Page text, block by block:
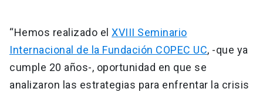
“Hemos realizado el XVIII Seminario
Internacional de la Fundación COPEC UC, -que ya
cumple 20 años-, oportunidad en que se
analizaron las estrategias para enfrentar la crisis